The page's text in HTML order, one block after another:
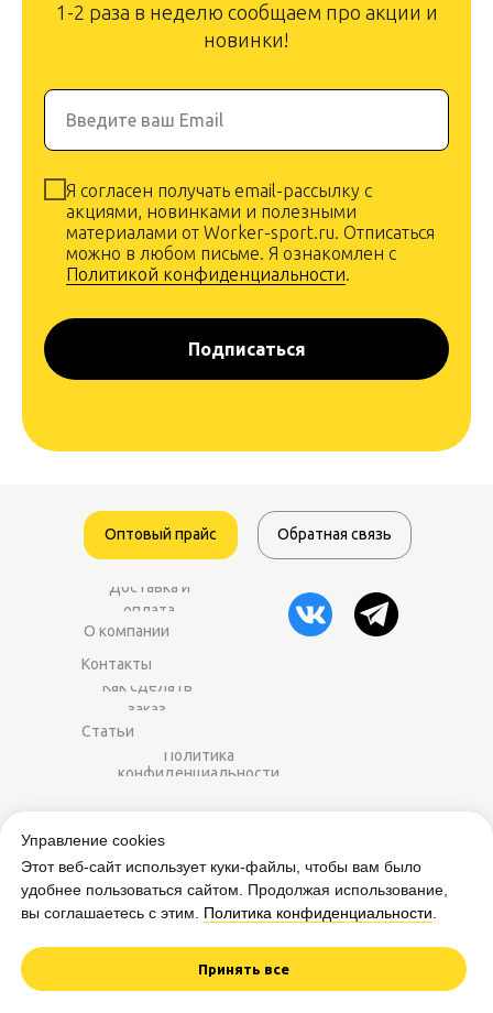
Управление cookies
Этот веб-сайт использует куки-файлы, чтобы вам было
удобнее пользоваться сайтом. Продолжая использование,
вы соглашаетесь с этим. Политика конфиденциальности.
Принять все
1-2 раза в неделю сообщаем про акции и
новинки!
Введите ваш Email
Я согласен получать email-рассылку с
акциями, новинками и полезными
материалами от Worker-sport.ru. Отписаться
можно в любом письме. Я ознакомлен с
Политикой конфиденциальности.
Подписаться
Контакты
О компании
Доставка и
оплата
Оптовый прайс Обратная связь
центров.
Статьи
Как сделать
заказ
Вся представленная на сайте информация
является публичной офертой.
Политика
конфиденциальности